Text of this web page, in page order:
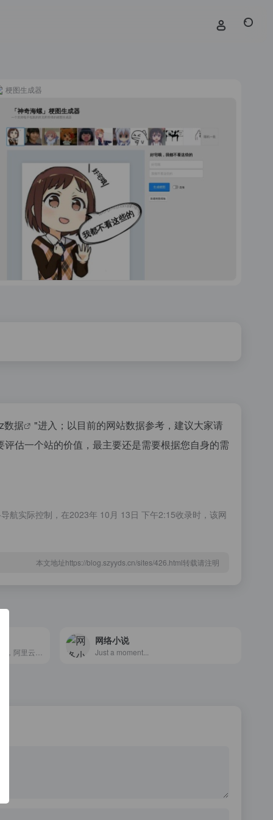
梗图生成器
数据
"进入；以目前的网站数据参考，建议大家请
估一个站的价值，最主要还是需要根据您自身的需
航实际控制，在2023年 10月 13日 下午2:15收录时，该网
本文地址https://blog.szyyds.cn/sites/426.html转载请注明
网络小说
Just a moment...